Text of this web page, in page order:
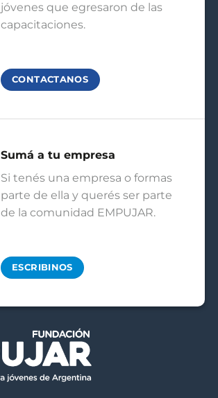
jóvenes que egresaron de las
capacitaciones.
CONTACTANOS
Sumá a tu empresa
Si tenés una empresa o formas
parte de ella y querés ser parte
de la comunidad EMPUJAR.
ESCRIBINOS